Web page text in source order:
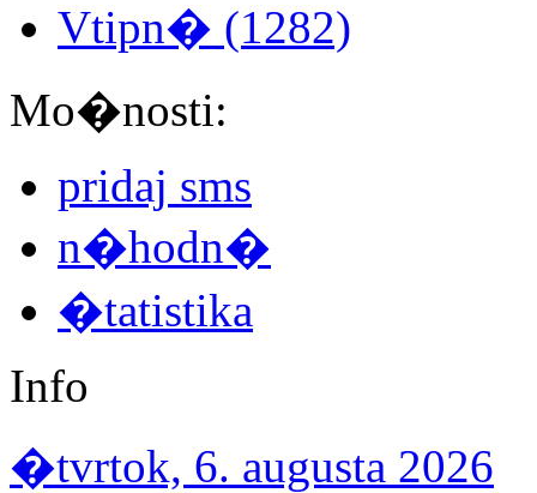
Vtipn� (1282)
Mo�nosti:
pridaj sms
n�hodn�
�tatistika
Info
�tvrtok, 6. augusta 2026